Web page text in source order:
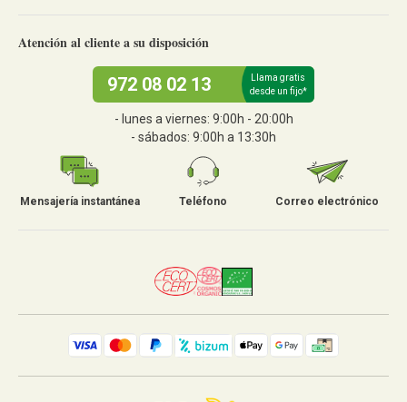
Atención al cliente a su disposición
972 08 02 13
Llama gratis
desde un fijo*
- lunes a viernes: 9:00h - 20:00h
- sábados: 9:00h a 13:30h
Mensajería instantánea Teléfono Correo electrónico